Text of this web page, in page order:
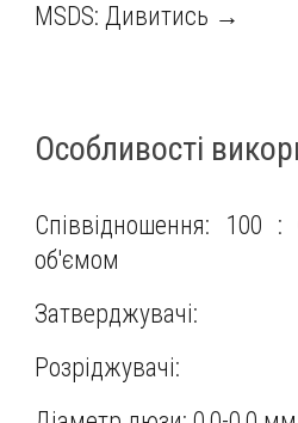
MSDS:Дивитись →
Особливості
Співвідношення: 100
об'ємом
Затверджувачі:
Розріджувачі: